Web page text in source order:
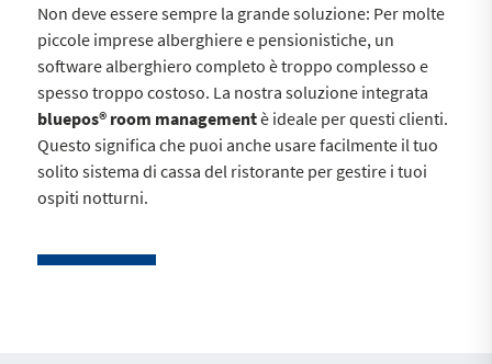
Non deve essere sempre la grande soluzione: Per molte
piccole imprese alberghiere e pensionistiche, un
software alberghiero completo è troppo complesso e
spesso troppo costoso. La nostra soluzione integrata
bluepos® room managementè ideale per questi clienti.
Questo significa che puoi anche usare facilmente il tuo
solito sistema di cassa del ristorante per gestire i tuoi
ospiti notturni.